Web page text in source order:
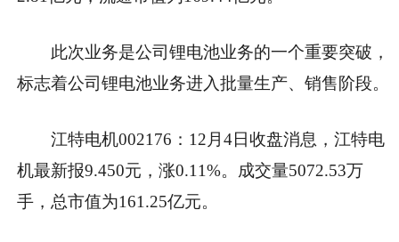
此次业务是公司锂电池业务的一个重要突破，
标志着公司锂电池业务进入批量生产、销售阶段。
江特电机002176：12月4日收盘消息，江特电
机最新报9.450元，涨0.11%。成交量5072.53万
手，总市值为161.25亿元。